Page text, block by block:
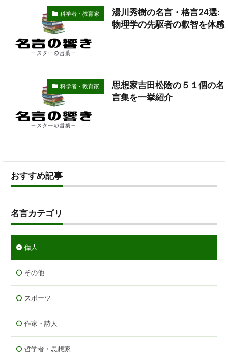
科学者・教育家
湯川秀樹の名言・格言24選:
物理学の先駆者の叡智を体感
科学者・教育家
思想家吉田松陰の５１個の名
言集を一挙紹介
おすすめ記事
名言カテゴリ
偉人
その他
スポーツ
作家・詩人
哲学者・思想家